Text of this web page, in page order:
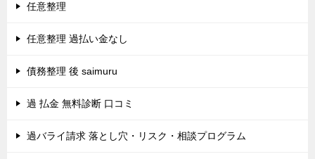
任意整理
任意整理 過払い金なし
債務整理 後 saimuru
過 払金 無料診断 口コミ
過バライ請求 落とし穴・リスク・相談プログラム